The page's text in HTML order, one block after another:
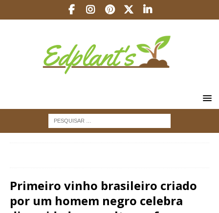
Primeiro vinho brasileiro criado
por um homem negro celebra